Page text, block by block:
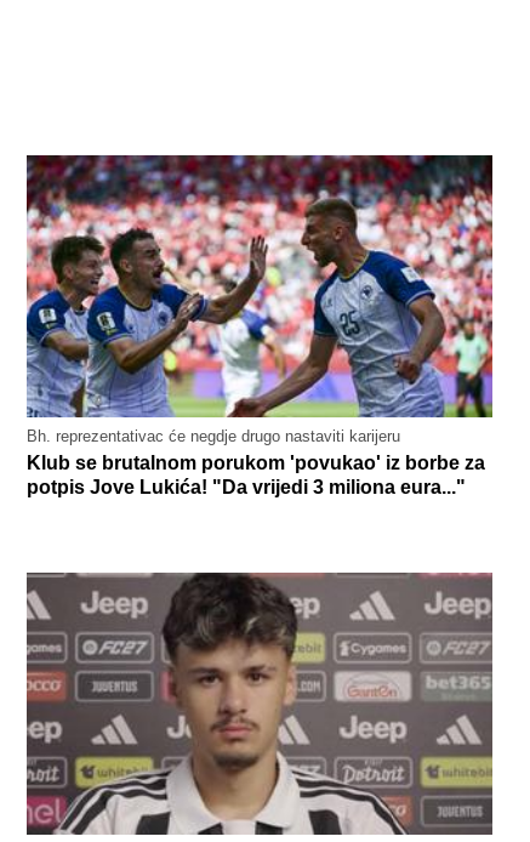
Bh. reprezentativac će negdje drugo nastaviti karijeru
Klub se brutalnom porukom 'povukao' iz borbe za
potpis Jove Lukića! "Da vrijedi 3 miliona eura..."